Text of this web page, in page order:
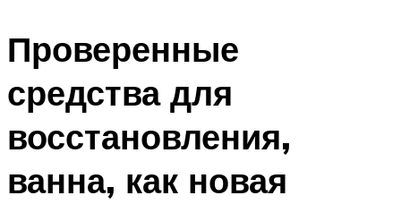
Проверенные
средства для
восстановления,
ванна, как новая